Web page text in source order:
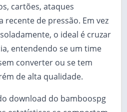
cartões, ataques
recente de pressão. Em vez
o ideal é cruzar
entendendo se um time
converter ou se tem
de alta qualidade.
download do bamboospg